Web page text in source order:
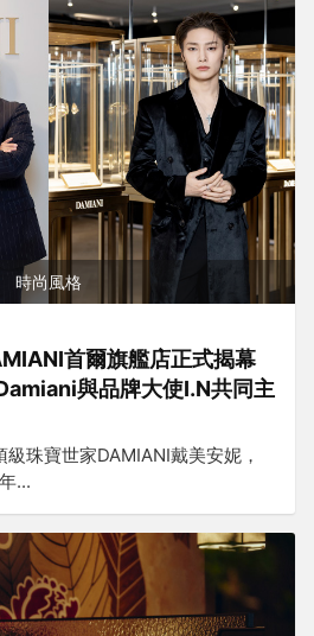
時尚風格
首爾旗艦店正式揭幕
與品牌大使I.N共同主
珠寶世家DAMIANI戴美安妮，
...